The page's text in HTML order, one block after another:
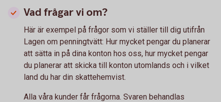
Vad frågar vi om?
Här är exempel på frågor som vi ställer till dig utifrån
Lagen om penningtvätt: Hur mycket pengar du planerar
att sätta in på dina konton hos oss, hur mycket pengar
du planerar att skicka till konton utomlands och i vilket
land du har din skattehemvist.
Alla våra kunder får frågorna. Svaren behandlas